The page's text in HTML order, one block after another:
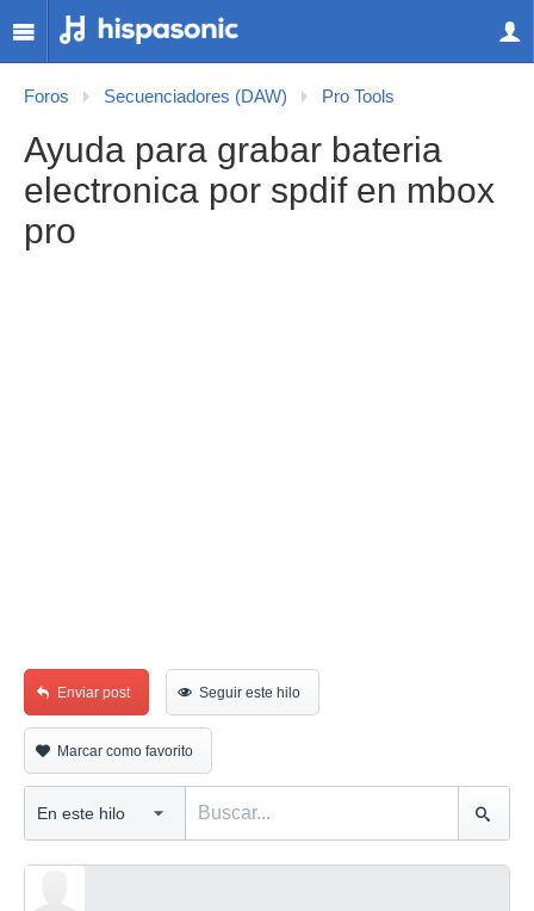
Foros Secuenciadores (DAW) Pro Tools
Ayuda para grabar bateria
electronica por spdif en mbox
pro
Enviar post Seguir este hilo
Marcar como favorito